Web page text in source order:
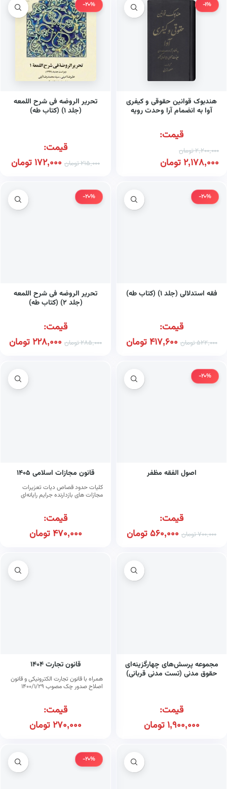
-1%
هندبوک قوانین حقوقی و کیفری
آوا به انضمام آرا وحدت رویه
قیمت:
2,200,000تومان
2,178,000تومان
-20%
تحریر الروضه فی شرح اللمعه
(جلد ۱) (کتاب طه)
قیمت:
215,000تومان 172,000تومان
-20%
فقه استدلالی (جلد ۱) (کتاب طه)
قیمت:
522,000تومان 417,600تومان
-20%
تحریر الروضه فی شرح اللمعه
(جلد ۲) (کتاب طه)
قیمت:
285,000تومان 228,000تومان
-20%
اصول الفقه مظفر
قیمت:
700,000تومان 560,000 تومان
قانون مجازات اسلامی ۱۴۰۵
کلیات حدود قصاص دیات تعزیرات
مجازات های بازدارنده جرایم رایانه‌ای
قیمت:
470,000تومان
مجموعه پرسش‌های چهارگزینه‌ای
حقوق مدنی (تست مدنی قربانی)
قیمت:
1,900,000تومان
قانون تجارت ۱۴۰۴
همراه با قانون تجارت الکترونیکی و قانون
اصلاح صدور چک مصوب ۱۴۰۰/۱/۲۹
قیمت:
270,000تومان
-20%